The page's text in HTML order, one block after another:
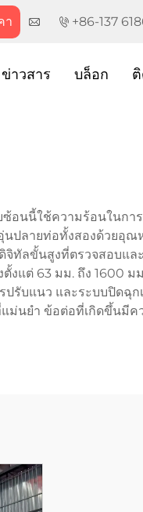
า +86-137
ข่าวสาร บล็อก
นนี้ใช้ความร้อนในการ
นปลายท่อทั้งสองด้วยอุ
จิทัลขั้นสูงที่ตรวจสอบแ
งแต่ 63 มม. ถึง 1600 ม
รับแนว และระบบปิดฉุก
นยำ ข้อต่อที่เกิดขึ้นมีคว